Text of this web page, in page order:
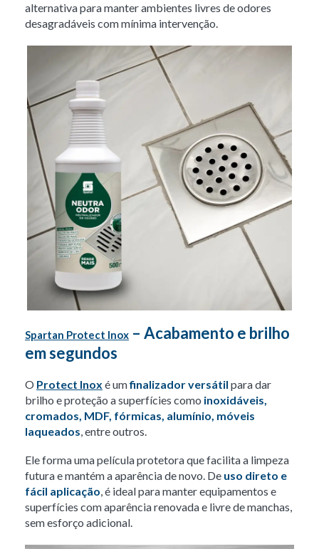
alternativa para manter ambientes livres de odores
desagradáveis com mínima intervenção.
Spartan Protect Inox – Acabamento e brilho
em segundos
O Protect Inox é umfinalizador versátil para dar
brilho e proteção a superfícies como inoxidáveis,
cromados, MDF, fórmicas, alumínio, móveis
laqueados , entre outros.
Ele forma uma película protetora que facilita a limpeza
futura e mantém a aparência de novo. De uso direto e
fácil aplicação, é ideal para manter equipamentos e
superfícies com aparência renovada e livre de manchas,
sem esforço adicional.